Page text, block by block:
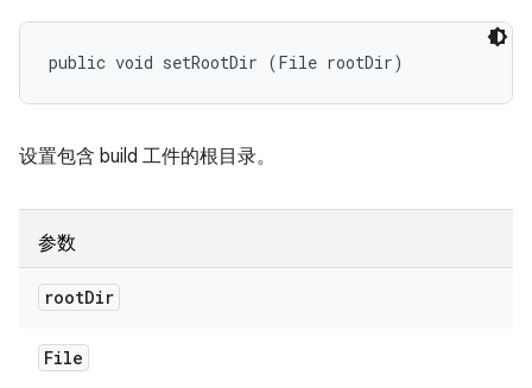
public void setRootDir (File rootDir)
设置包含 build 工件的根目录。
参数
rootDir
File